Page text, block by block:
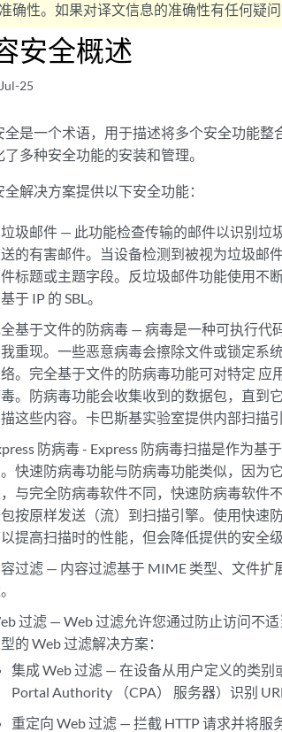
确性。如果对译文信息的准确性有任何疑
安全概述
25
全是一个术语，用于描述将多个安全功能
了多种安全功能的安装和管理。
全解决方案提供以下安全功能：
圾邮件 — 此功能检查传输的邮件以识别
的有害邮件。当设备检测到被视为垃圾邮
标题或主题字段。反垃圾邮件功能使用不
于 IP 的 SBL。
基于文件的防病毒 — 病毒是一种可执行代
重现。一些恶意病毒会擦除文件或锁定系
。完全基于文件的防病毒功能可对特定 应
。防病毒功能会收集收到的数据包，直到
这些内容。卡巴斯基实验室提供内部扫描引
防病毒 - Express 防病毒扫描是作为
快速防病毒功能与防病毒功能类似，因为
与完全防病毒软件不同，快速防病毒软件
按原样发送（流）到扫描引擎。使用快速
提高扫描时的性能，但会降低提供的安全
过滤 — 内容过滤基于 MIME 类型、文件
过滤 — Web 过滤允许您通过防止访问不
的 Web 过滤解决方案：
集成 Web 过滤 — 在设备从用户定义的类
Portal Authority （CPA） 服务器）识别
重定向 Web 过滤 — 拦截 HTTP 请求并将服